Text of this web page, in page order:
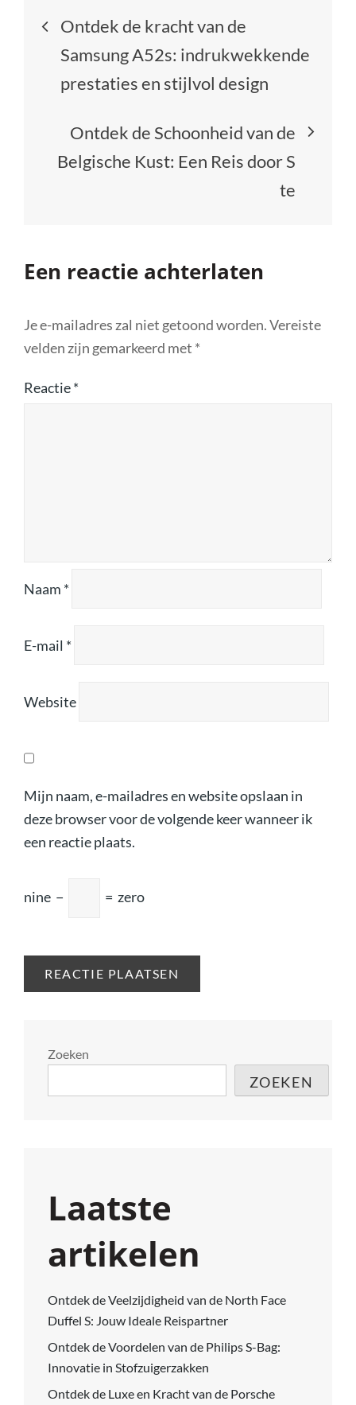
Berichtnavigatie
Ontdek de kracht van de
Samsung A52s: indrukwekkende
prestaties en stijlvol design
Ontdek de Schoonheid van de
Belgische Kust: Een Reis door S
te
Een reactie achterlaten
Je e-mailadres zal niet getoond worden.Vereiste
velden zijn gemarkeerd met *
Reactie*
Naam *
E-mail *
Website
Mijn naam, e-mailadres en website opslaan in
deze browser voor de volgende keer wanneer ik
een reactie plaats.
nine − = zero
Zoeken
ZOEKEN
Laatste
artikelen
Ontdek de Veelzijdigheid van de North Face
Duffel S: Jouw Ideale Reispartner
Ontdek de Voordelen van de Philips S-Bag:
Innovatie in Stofzuigerzakken
Ontdek de Luxe en Kracht van de Porsche